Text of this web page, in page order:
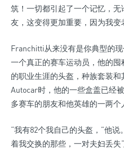
筑！一切都引起了一个记忆，
友，这变得更加重要，因为我变
Franchitti从来没有是你典型的
一个真正的赛车运动员，他的
的职业生涯的头盔，种族套装
Autocar时，他的一些盒盖已经
多赛车的朋友和他英雄的一两个
“我有82个我自己的头盔，”他
着我交换的那些，一对夫妇丢